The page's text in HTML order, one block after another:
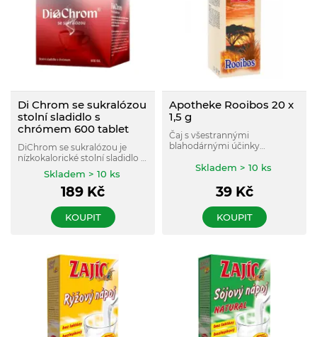
Di Chrom se sukralózou
stolní sladidlo s
chrómem 600 tablet
DiChrom se sukralózou je
nízkokalorické stolní sladidlo s
trojmocným chrómem, který
podporuje normální hladinu
glukózy v krvi. Nabízí chuť
pro zdravé slazení nápojů a
pokrmů.
Skladem > 10 ks
189 Kč
KOUPIT
Apotheke Rooibos 20 x
1,5 g
Čaj s všestrannými
blahodárnými účinky
Skladem > 10 ks
39Kč
KOUPIT